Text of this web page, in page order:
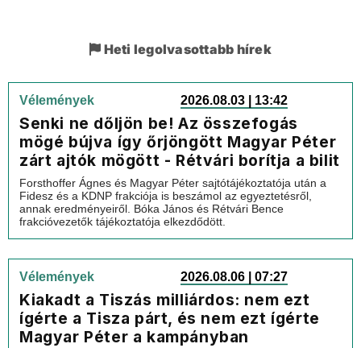
Heti legolvasottabb hírek
Vélemények 2026.08.03 | 13:42
Senki ne dőljön be! Az összefogás
mögé bújva így őrjöngött Magyar Péter
zárt ajtók mögött - Rétvári borítja a bilit
Forsthoffer Ágnes és Magyar Péter sajtótájékoztatója után a
Fidesz és a KDNP frakciója is beszámol az egyeztetésről,
annak eredményeiről. Bóka János és Rétvári Bence
frakcióvezetők tájékoztatója elkezdődött.
Vélemények 2026.08.06 | 07:27
Kiakadt a Tiszás milliárdos: nem ezt
ígérte a Tisza párt, és nem ezt ígérte
Magyar Péter a kampányban